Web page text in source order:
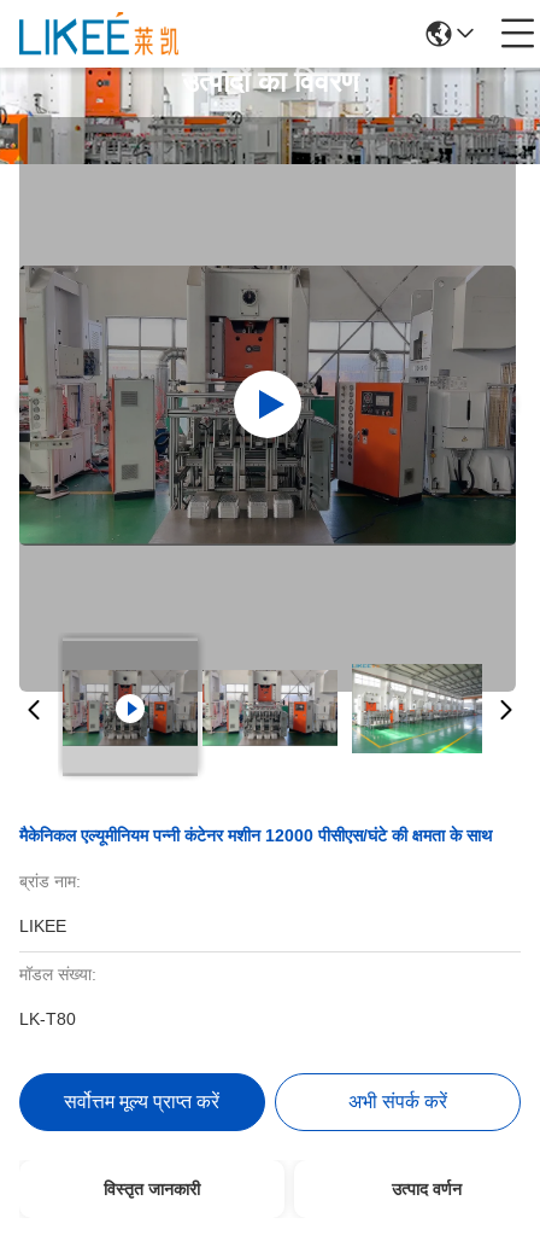
उत्पादों का विवरण
मैकेनिकल एल्यूमीनियम पन्नी कंटेनर मशीन 12000 पीसीएस/घंटे की क्षमता के साथ
ब्रांड नाम:
LIKEE
मॉडल संख्या:
LK-T80
सर्वोत्तम मूल्य प्राप्त करें अभी संपर्क करें
विस्तृत जानकारी उत्पाद वर्णन